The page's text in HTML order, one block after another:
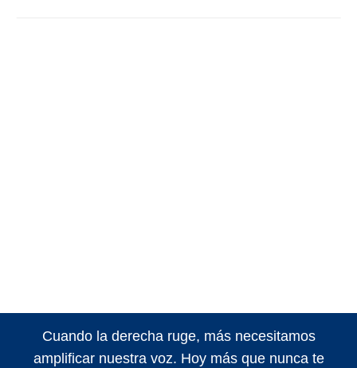
Cuando la derecha ruge, más necesitamos
amplificar nuestra voz. Hoy más que nunca te